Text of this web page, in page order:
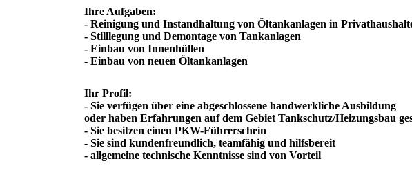
Ihre Aufgaben:
- Reinigung und Instandhaltung von Öltankanlagen in
- Stilllegung und Demontage von Tankanlagen
- Einbau von Innenhüllen
- Einbau von neuen Öltankanlagen
Ihr Profil:
- Sie verfügen über eine abgeschlossene handwerkliche Ausbildung
oder haben Erfahrungen auf dem Gebiet Tankschutz/Heizungsbau
- Sie besitzen einen PKW-Führerschein
- Sie sind kundenfreundlich, teamfähig und hilfsbereit
- allgemeine technische Kenntnisse sind von Vorteil